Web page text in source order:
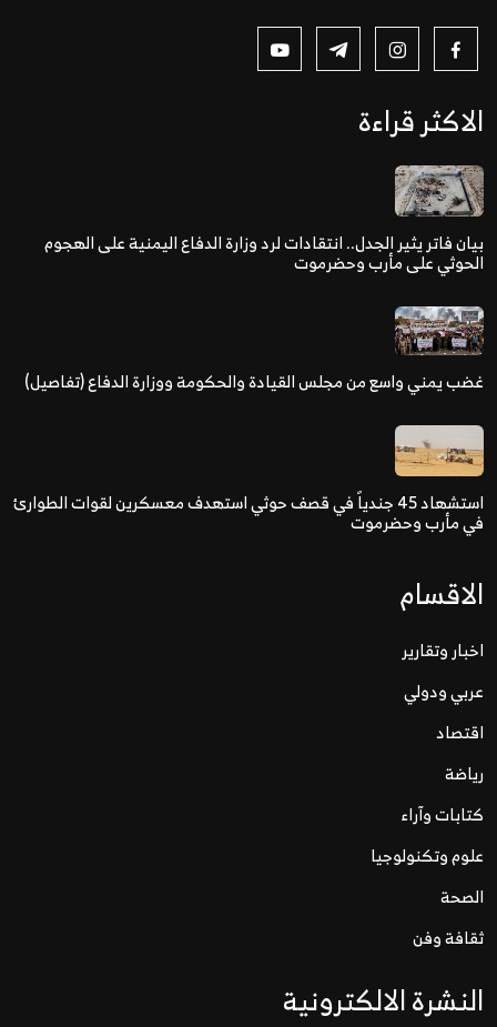
الاكثر قراءة
بيان فاتر يثير الجدل.. انتقادات لرد وزارة الدفاع اليمنية على الهجوم
الحوثي على مأرب وحضرموت
غضب يمني واسع من مجلس القيادة والحكومة ووزارة الدفاع (تفاصيل)
استشهاد 45 جندياً في قصف حوثي استهدف معسكرين لقوات الطوارئ
في مأرب وحضرموت
الاقسام
اخبار وتقارير
عربي ودولي
اقتصاد
رياضة
كتابات وآراء
علوم وتكنولوجيا
الصحة
ثقافة وفن
النشرة الالكترونية